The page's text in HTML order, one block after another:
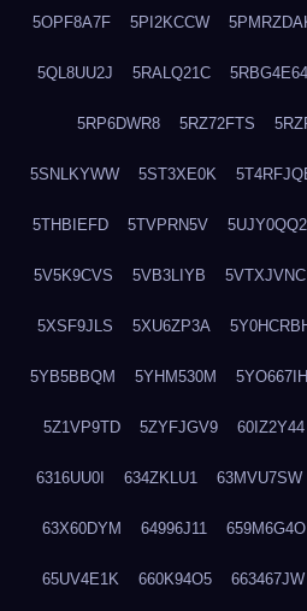
5OPF8A7F 5PI2KCCW
5QL8UU2J 5RALQ21C 5RBG4E64
5RP6DWR8 5RZ72FTS
5SNLKYWW 5ST3XE0K
5THBIEFD 5TVPRN5V 5UJY0QQ2
5V5K9CVS 5VB3LIYB 5VTXJVNC
5XSF9JLS 5XU6ZP3A
5YB5BBQM 5YHM530M 5YO667IH
5Z1VP9TD 5ZYFJGV9 60IZ2Y44
6316UU0I 634ZKLU1 63MVU7SW
63X60DYM 64996J11 659M6G4O
65UV4E1K 660K94O5 663467JW